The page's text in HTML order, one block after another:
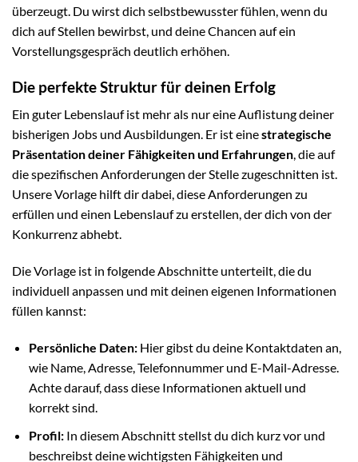
überzeugt. Du wirst dich selbstbewusster fühlen, wenn du
dich auf Stellen bewirbst, und deine Chancen auf ein
Vorstellungsgespräch deutlich erhöhen.
Die perfekte Struktur für deinen Erfolg
Ein guter Lebenslauf ist mehr als nur eine Auflistung deiner
bisherigen Jobs und Ausbildungen. Er ist einestrategische
Präsentation deiner Fähigkeiten und Erfahrungen, die auf
die spezifischen Anforderungen der Stelle zugeschnitten ist.
Unsere Vorlage hilft dir dabei, diese Anforderungen zu
erfüllen und einen Lebenslauf zu erstellen, der dich von der
Konkurrenz abhebt.
Die Vorlage ist in folgende Abschnitte unterteilt, die du
individuell anpassen und mit deinen eigenen Informationen
füllen kannst:
Persönliche Daten:Hier gibst du deine Kontaktdaten an,
wie Name, Adresse, Telefonnummer und E-Mail-Adresse.
Achte darauf, dass diese Informationen aktuell und
korrekt sind.
Profil:In diesem Abschnitt stellst du dich kurz vor und
beschreibst deine wichtigsten Fähigkeiten und